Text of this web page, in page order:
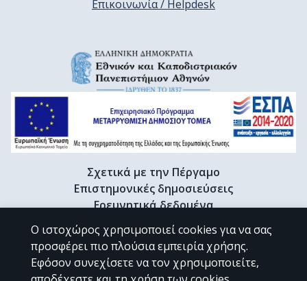
Επικοινωνία / Helpdesk
Σχετικά με την Πέργαμο
Επιστημονικές δημοσιεύσεις
Ερευνητικά δεδομένα
Διδακτορικές διατριβές & Γκρίζα βιβλιογραφία
Προφίλ Ερευνητή
Ο ιστοχώρος χρησιμοποιεί cookies για να σας
προσφέρει πιο πλούσια εμπειρία χρήσης.
Εφόσον συνεχίσετε να τον χρησιμοποιείτε,